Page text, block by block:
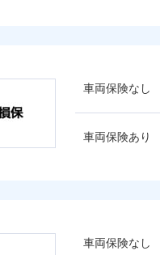
車両保険なし
車両保険あり
車両保険なし